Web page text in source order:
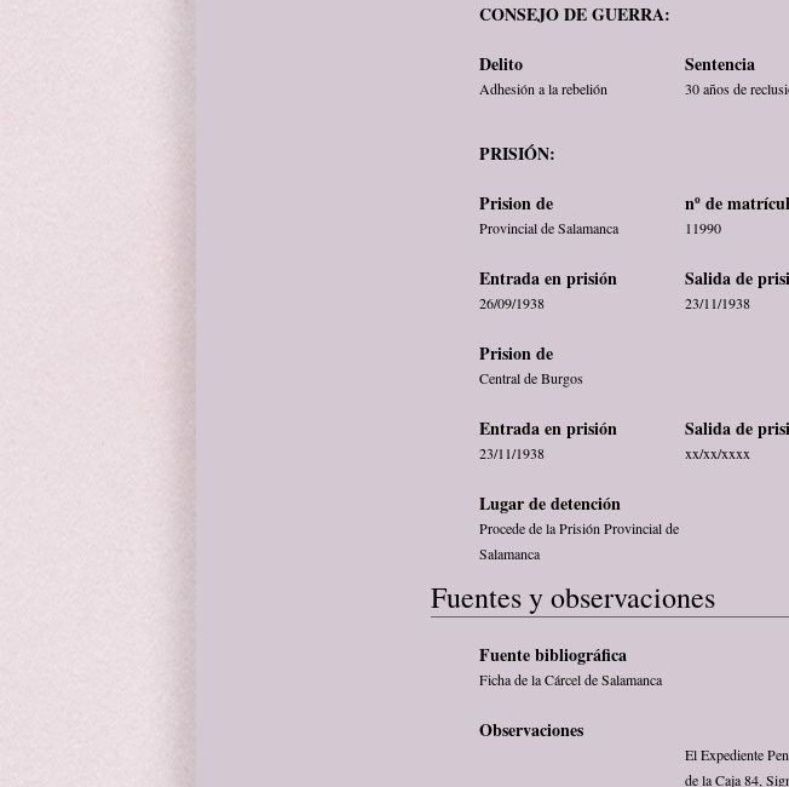
CONSEJO DE GUERRA:
Delito
Sentencia
Adhesión a la rebelión 30 años de
PRISIÓN:
Prision de
nº de
Provincial de Salamanca 11990
Entrada en prisión Salida de
26/09/1938 23/11/1938
Prision de
Central de Burgos
Entrada en prisión Salida de
23/11/1938 xx/xx/xxxx
Lugar de detención
Procede de la Prisión Provincial de
Salamanca
Fuentes y observaciones
Fuente bibliográfica
Ficha de la Cárcel de Salamanca
Observaciones
El Expediente
de la Caja 84,